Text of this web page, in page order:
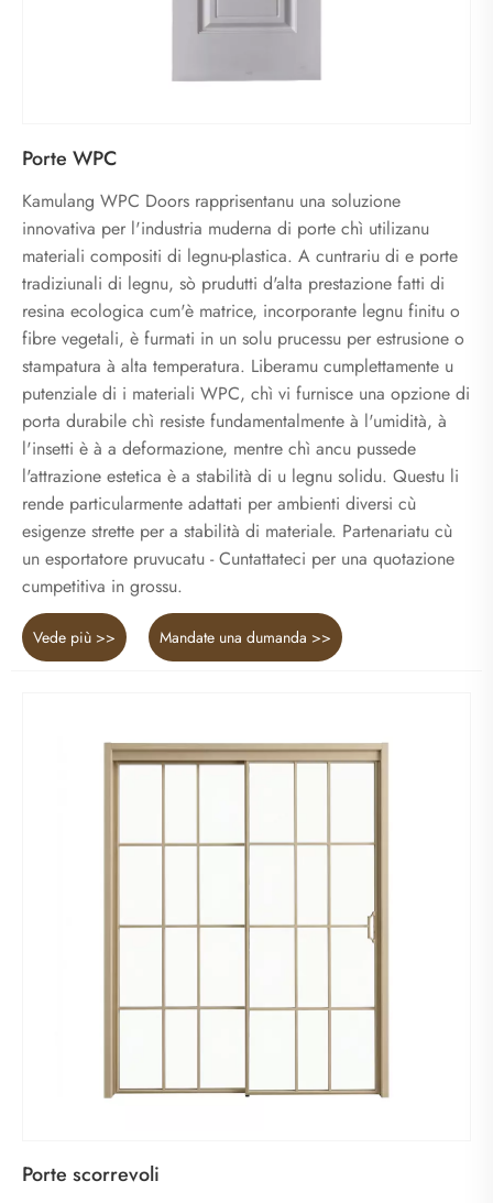
Porte WPC
Kamulang WPC Doors rapprisentanu una soluzione
innovativa per l'industria muderna di porte chì utilizanu
materiali compositi di legnu-plastica. A cuntrariu di e porte
tradiziunali di legnu, sò prudutti d'alta prestazione fatti di
resina ecologica cum'è matrice, incorporante legnu finitu o
fibre vegetali, è furmati in un solu prucessu per estrusione o
stampatura à alta temperatura. Liberamu cumplettamente u
putenziale di i materiali WPC, chì vi furnisce una opzione di
porta durabile chì resiste fundamentalmente à l'umidità, à
l'insetti è à a deformazione, mentre chì ancu pussede
l'attrazione estetica è a stabilità di u legnu solidu. Questu li
rende particularmente adattati per ambienti diversi cù
esigenze strette per a stabilità di materiale. Partenariatu cù
un esportatore pruvucatu - Cuntattateci per una quotazione
cumpetitiva in grossu.
Vede più >> Mandate una dumanda >>
Porte scorrevoli